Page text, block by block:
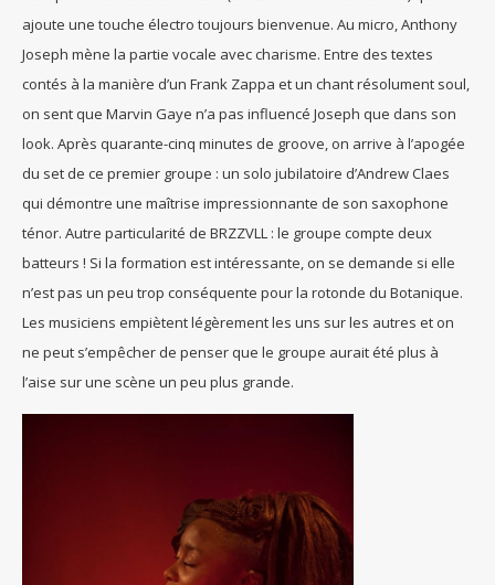
ajoute une touche électro toujours bienvenue. Au micro, Anthony
Joseph mène la partie vocale avec charisme. Entre des textes
contés à la manière d’un Frank Zappa et un chant résolument soul,
on sent que Marvin Gaye n’a pas influencé Joseph que dans son
look. Après quarante-cinq minutes de groove, on arrive à l’apogée
du set de ce premier groupe : un solo jubilatoire d’Andrew Claes
qui démontre une maîtrise impressionnante de son saxophone
ténor. Autre particularité de BRZZVLL : le groupe compte deux
batteurs ! Si la formation est intéressante, on se demande si elle
n’est pas un peu trop conséquente pour la rotonde du Botanique.
Les musiciens empiètent légèrement les uns sur les autres et on
ne peut s’empêcher de penser que le groupe aurait été plus à
l’aise sur une scène un peu plus grande.